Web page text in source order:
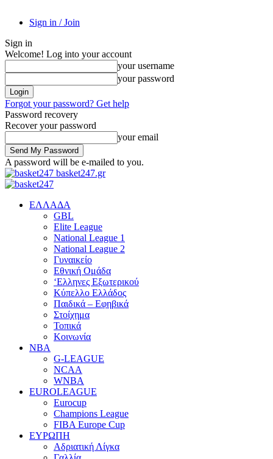
Sign in / Join
Sign in
Welcome! Log into your account
your username
your password
Forgot your password? Get help
Password recovery
Recover your password
your email
A password will be e-mailed to you.
basket247.gr
EΛΛΑΔΑ
GBL
Elite League
National League 1
National League 2
Γυναικείο
Εθνική Ομάδα
‘Ελληνες Εξωτερικού
Κύπελλο Ελλάδος
Παιδικά – Εφηβικά
Στοίχημα
Τοπικά
Κοινωνία
NBA
G-LEAGUE
NCAA
WNBA
ΕUROLEAGUE
Eurocup
Champions League
FIBA Europe Cup
ΕΥΡΩΠΗ
Αδριατική Λίγκα